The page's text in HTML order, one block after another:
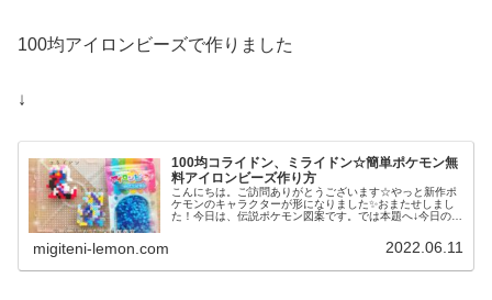
100均アイロンビーズで作りました
↓
100均コライドン、ミライドン☆簡単ポケモン無
料アイロンビーズ作り方
こんにちは。ご訪問ありがとうございます☆やっと新作ポ
ケモンのキャラクターが形になりました✨おまたせしまし
た！今日は、伝説ポケモン図案です。では本題へ↓今日の作
migiteni-lemon.com 2022.06.11